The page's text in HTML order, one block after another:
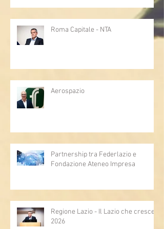
Roma Capitale - NTA
Aerospazio
Partnership tra Federlazio e
Fondazione Ateneo Impresa
Regione Lazio - Il Lazio che cresce
2026